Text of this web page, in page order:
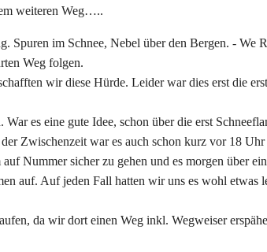
weiteren Weg…..
Weg folgen.
wir diese Hürde. Leider war dies erst die
es eine gute Idee, schon über die erst
Zwischenzeit war es auch schon kurz vor 18
Nummer sicher zu gehen und es morgen über
auf. Auf jeden Fall hatten wir uns es wohl etwas
da wir dort einen Weg inkl. Wegweiser